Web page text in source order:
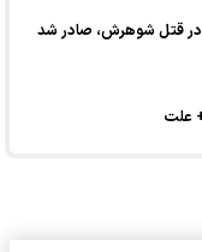
در قتل شوهرش، صادر شد